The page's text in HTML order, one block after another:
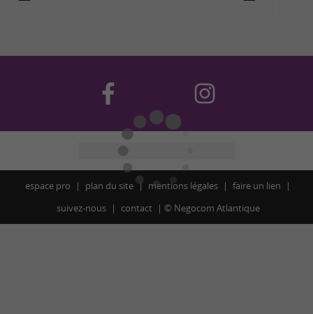
espace pro plan du site mentions légales
faire un lien
suivez-nous
contact © Negocom Atlantique